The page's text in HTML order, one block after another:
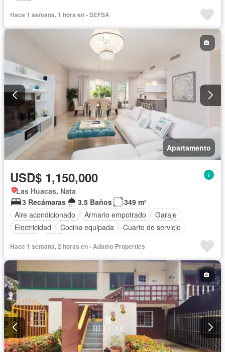
Hace 1 semana, 1 hora en - SEFSA
Apartamento
USD$ 1,150,000
Las Huacas, Nata
3 Recámaras
3.5 Baños
349 m²
Aire acondicionado
Armario empotrado
Garaje
Electricidad
Cocina equipada
Cuarto de servicio
Hace 1 semana, 2 horas en - Adamo Properties